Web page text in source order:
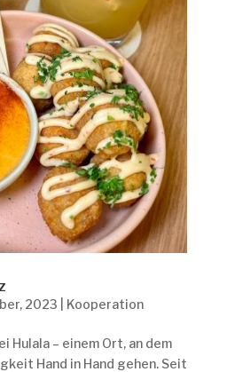
2023 Kooperation
Hulala – einem Ort, an dem
Hand in Hand gehen. Seit